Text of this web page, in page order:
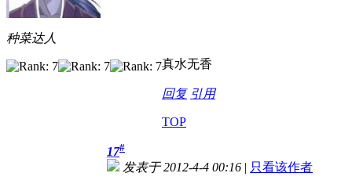
种菜达人
真水无香
回复 引用
TOP
17#
发表于 2012-4-4 00:16 | 只看该作者